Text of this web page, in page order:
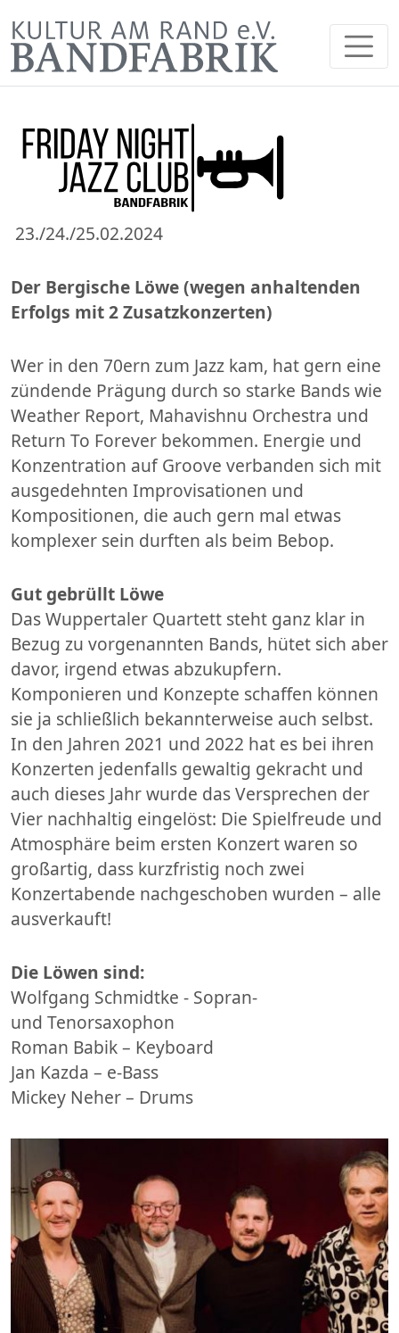
23./24./25.02.2024
Der Bergische Löwe (wegen anhaltenden
Erfolgs mit 2 Zusatzkonzerten)
Wer in den 70ern zum Jazz kam, hat gern eine
zündende Prägung durch so starke Bands wie
Weather Report, Mahavishnu Orchestra und
Return To Forever bekommen. Energie und
Konzentration auf Groove verbanden sich mit
ausgedehnten Improvisationen und
Kompositionen, die auch gern mal etwas
komplexer sein durften als beim Bebop.
Gut gebrüllt Löwe
Das Wuppertaler Quartett steht ganz klar in
Bezug zu vorgenannten Bands, hütet sich aber
davor, irgend etwas abzukupfern.
Komponieren und Konzepte schaffen können
sie ja schließlich bekannterweise auch selbst.
In den Jahren 2021 und 2022 hat es bei ihren
Konzerten jedenfalls gewaltig gekracht und
auch dieses Jahr wurde das Versprechen der
Vier nachhaltig eingelöst: Die Spielfreude und
Atmosphäre beim ersten Konzert waren so
großartig, dass kurzfristig noch zwei
Konzertabende nachgeschoben wurden – alle
ausverkauft!
Die Löwen sind:
Wolfgang Schmidtke - Sopran-
und Tenorsaxophon
Roman Babik – Keyboard
Jan Kazda – e-Bass
Mickey Neher – Drums